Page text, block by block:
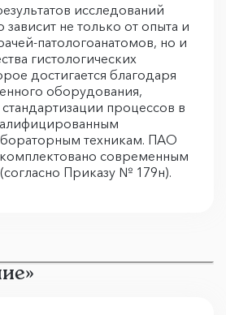
исследований
зависит не только от опыта и
патологоанатомов, но и
гистологических
достигается благодаря
оборудования,
процессов в
техникам. ПАО
современным
Приказу № 179н).